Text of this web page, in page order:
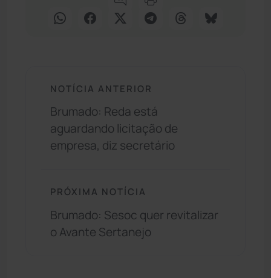
NOTÍCIA ANTERIOR
Brumado: Reda está
aguardando licitação de
empresa, diz secretário
PRÓXIMA NOTÍCIA
Brumado: Sesoc quer revitalizar
o Avante Sertanejo